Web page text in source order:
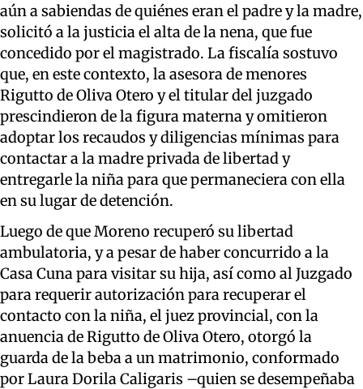
aún a sabiendas de quiénes eran el padre y la madre,
solicitó a la justicia el alta de la nena, que fue
concedido por el magistrado. La fiscalía sostuvo
que, en este contexto, la asesora de menores
Rigutto de Oliva Otero y el titular del juzgado
prescindieron de la figura materna y omitieron
adoptar los recaudos y diligencias mínimas para
contactar a la madre privada de libertad y
entregarle la niña para que permaneciera con ella
en su lugar de detención.
Luego de que Moreno recuperó su libertad
ambulatoria, y a pesar de haber concurrido a la
Casa Cuna para visitar su hija, así como al Juzgado
para requerir autorización para recuperar el
contacto con la niña, el juez provincial, con la
anuencia de Rigutto de Oliva Otero, otorgó la
guarda de la beba a un matrimonio, conformado
por Laura Dorila Caligaris –quien se desempeñaba